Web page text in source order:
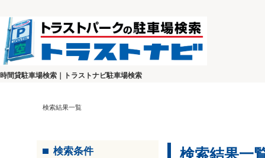
時間貸駐車場検索｜トラストナビ駐車場検索
検索結果一覧
検索条件 検索結果一